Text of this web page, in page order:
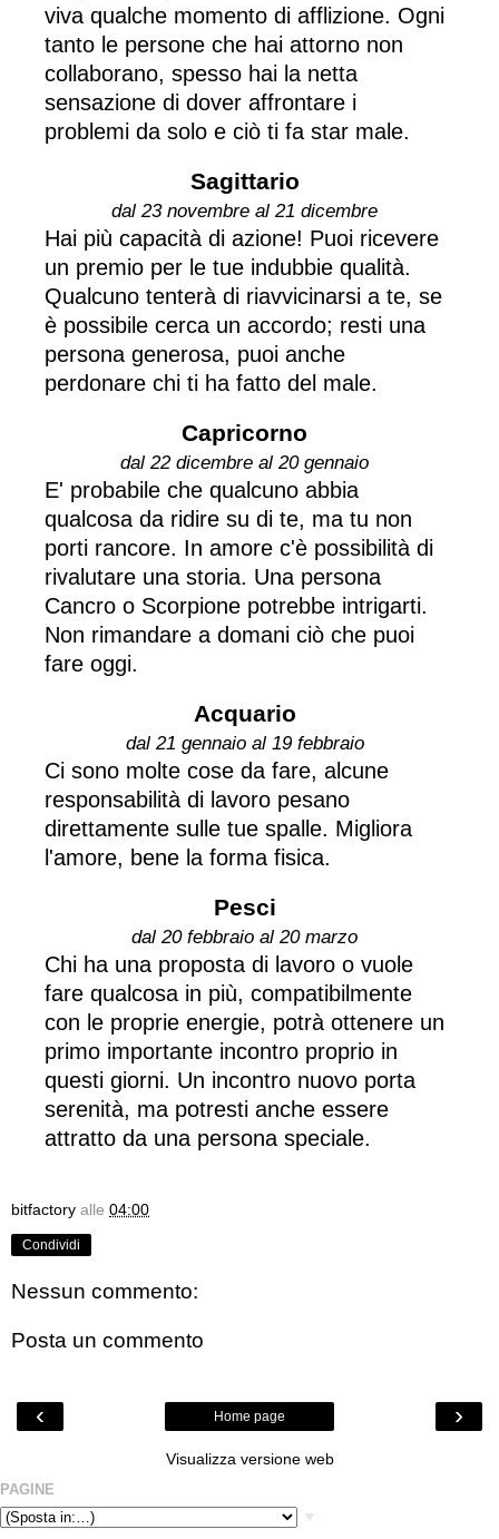
viva qualche momento di afflizione. Ogni
tanto le persone che hai attorno non
collaborano, spesso hai la netta
sensazione di dover affrontare i
problemi da solo e ciò ti fa star male.
Sagittario
dal 23 novembre al 21 dicembre
Hai più capacità di azione! Puoi ricevere
un premio per le tue indubbie qualità.
Qualcuno tenterà di riavvicinarsi a te, se
è possibile cerca un accordo; resti una
persona generosa, puoi anche
perdonare chi ti ha fatto del male.
Capricorno
dal 22 dicembre al 20 gennaio
E' probabile che qualcuno abbia
qualcosa da ridire su di te, ma tu non
porti rancore. In amore c'è possibilità di
rivalutare una storia. Una persona
Cancro o Scorpione potrebbe intrigarti.
Non rimandare a domani ciò che puoi
fare oggi.
Acquario
dal 21 gennaio al 19 febbraio
Ci sono molte cose da fare, alcune
responsabilità di lavoro pesano
direttamente sulle tue spalle. Migliora
l'amore, bene la forma fisica.
Pesci
dal 20 febbraio al 20 marzo
Chi ha una proposta di lavoro o vuole
fare qualcosa in più, compatibilmente
con le proprie energie, potrà ottenere un
primo importante incontro proprio in
questi giorni. Un incontro nuovo porta
serenità, ma potresti anche essere
attratto da una persona speciale.
bitfactory alle 04:00
Condividi
Nessun commento:
Posta un commento
‹ ›
Home page
Visualizza versione web
PAGINE